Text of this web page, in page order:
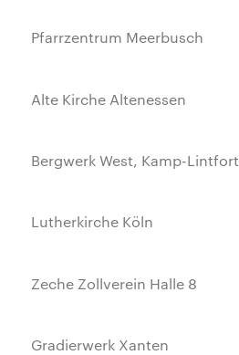
Pfarrzentrum Meerbusch
Alte Kirche Altenessen
Bergwerk West, Kamp-Lintfort
Lutherkirche Köln
Zeche Zollverein Halle 8
Gradierwerk Xanten